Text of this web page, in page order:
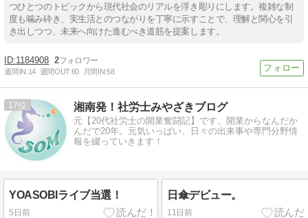
つひとつのトピックから現代社会のリアルを浮き彫りにします。複雑な制
度も噛み砕き、実生活とのつながりを丁寧に示すことで、理解と関心を引
き出しつつ、未来へ向けた進むべき道筋を提案します。
1184908 2
週間IN:14 週間OUT:60 月間IN:58
17 湘南発！社労士みやざきブログ
元【20代社労士の開業奮闘記】です。開業からなんだか
んだで20年。元気いっぱい、日々の出来事や専門分野情
報を綴っていきます！
YOASOBIライブ当選！
5日前
日傘デビュー。
11日前